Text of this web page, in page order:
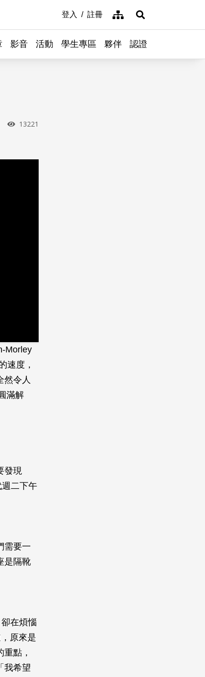
登入 註冊 網站導覽展開搜尋
影音 活動 學生專區 夥伴 認證
瀏覽次數
13221
Morley
速度，
然令人
滿解
發現
二下午
需要一
是隔靴
在煩惱
原來是
點，
我希望